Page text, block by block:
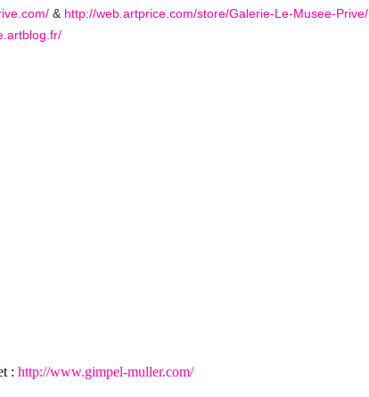
& http://web.artprice.com/store/Galerie-Le-Musee-Prive/
: http://www.gimpel-muller.com/